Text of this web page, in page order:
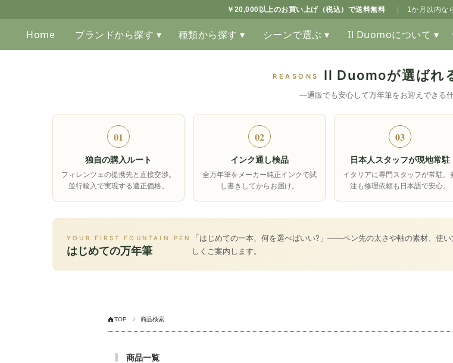
￥20,000以上のお買い上げ（税込）で送料無料 1か月以内な
Home ブランドから探す ▾ 種類から探す ▾ シーンで選ぶ ▾ Il Duomoについて ▾
REASONS Il Duomoが選ばれ
―通販でも安心して万年筆をお迎えできる
01
独自の購入ルート
フィレンツェの提携先と直接交渉。
並行輸入で実現する適正価格。
02
インク通し検品
全万年筆をメーカー純正インクで試
し書きしてからお届け。
03
日本人スタッフが現地常駐
イタリアに専門スタッフが常駐。
注も修理依頼も日本語で安心。
YOUR FIRST FOUNTAIN PEN
はじめての万年筆
「はじめての一本、何を選べばいい?」――ペン先の太さや軸の素材、使
しくご案内します。
TOP 商品検索
商品一覧